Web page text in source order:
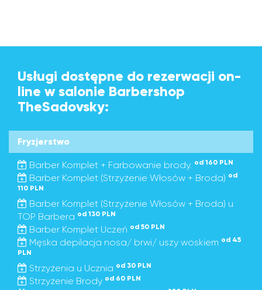
Usługi dostępne do rezerwacji on-
line w salonie Barbershop
TheSadovsky:
Fryzjerstwo
Barber Komplet + Farbowanie brody. od 160 PLN
Barber Komplet (Strzyżenie Włosów + Broda) od
110 PLN
Barber Komplet (Strzyżenie Włosów + Broda) u
TOP Barbera od 130 PLN
Barber Komplet Uczeń od 50 PLN
Męska depilacja nosa/ brwi/ uszy woskiem od 45
PLN
Strzyżenia u Ucznia od 30 PLN
Strzyżenie Brody od 60 PLN